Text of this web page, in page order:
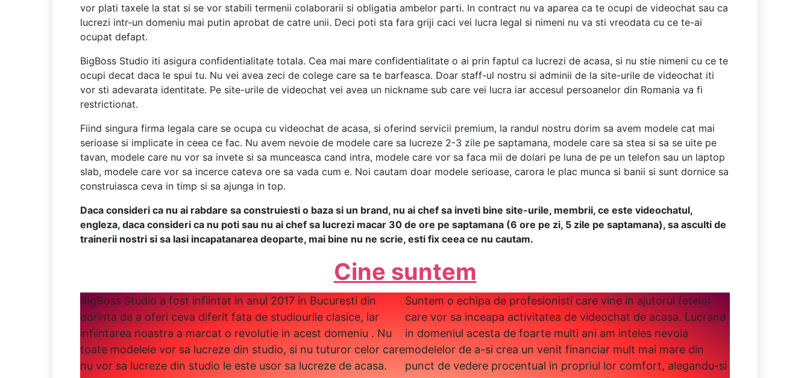
vor plati taxele la stat si se vor stabili termenii colaborarii si obligatia ambelor parti. In contract nu va aparea ca te ocupi de videochat sau ca
lucrezi intr-un domeniu mai putin aprobat de catre unii. Deci poti sta fara griji caci vei lucra legal si nimeni nu va sti vreodata cu ce te-ai
ocupat defapt.
BigBoss Studio iti asigura confidentialitate totala. Cea mai mare confidentialitate o ai prin faptul ca lucrezi de acasa, si nu stie nimeni cu ce te
ocupi decat daca le spui tu. Nu vei avea zeci de colege care sa te barfeasca. Doar staff-ul nostru si adminii de la site-urile de videochat iti
vor sti adevarata identitate. Pe site-urile de videochat vei avea un nickname sub care vei lucra iar accesul persoanelor din Romania va fi
restrictionat.
Fiind singura firma legala care se ocupa cu videochat de acasa, si oferind servicii premium, la randul nostru dorim sa avem modele cat mai
serioase si implicate in ceea ce fac. Nu avem nevoie de modele care sa lucreze 2-3 zile pe saptamana, modele care sa stea si sa se uite pe
tavan, modele care nu vor sa invete si sa munceasca cand intra, modele care vor sa faca mii de dolari pe luna de pe un telefon sau un laptop
slab, modele care vor sa incerce cateva ore sa vada cum e. Noi cautam doar modele serioase, carora le plac munca si banii si sunt dornice sa
construiasca ceva in timp si sa ajunga in top.
Daca consideri ca nu ai rabdare sa construiesti o baza si un brand, nu ai chef sa inveti bine site-urile, membrii, ce este videochatul,
engleza, daca consideri ca nu poti sau nu ai chef sa lucrezi macar 30 de ore pe saptamana (6 ore pe zi, 5 zile pe saptamana), sa asculti de
trainerii nostri si sa lasi incapatanarea deoparte, mai bine nu ne scrie, esti fix ceea ce nu cautam.
Cine suntem
BigBoss Studio a fost infiintat in anul 2017 in Bucuresti din
dorinta de a oferi ceva diferit fata de studiourile clasice, iar
infiintarea noastra a marcat o revolutie in acest domeniu . Nu
toate modelele vor sa lucreze din studio, si nu tuturor celor care
nu vor sa lucreze din studio le este usor sa lucreze de acasa.
Suntem o echipa de profesionisti care vine in ajutorul fetelor
care vor sa inceapa activitatea de videochat de acasa. Lucrand
in domeniul acesta de foarte multi ani am inteles nevoia
modelelor de a-si crea un venit financiar mult mai mare din
punct de vedere procentual in propriul lor comfort, alegandu-si